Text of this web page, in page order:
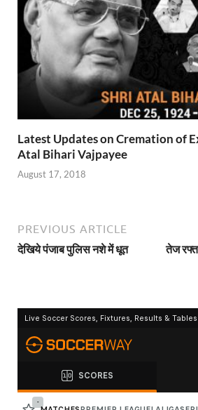
Latest Updates on Cremation of
Atal Bihari Vajpayee
August 17, 2018
PREVIOUS ARTICLE
देखिये पंजाब पुलिस नशे में धूत
तेज